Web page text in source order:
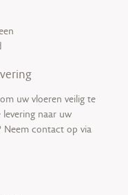
uw vloeren veilig te
naar uw
Neem contact op via